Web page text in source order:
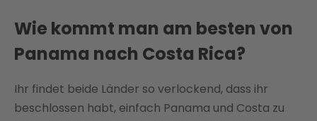
Wie kommt man am besten von
Panama nach Costa Rica?
Ihr findet beide Länder so verlockend, dass ihr
beschlossen habt, einfach Panama und Costa zu